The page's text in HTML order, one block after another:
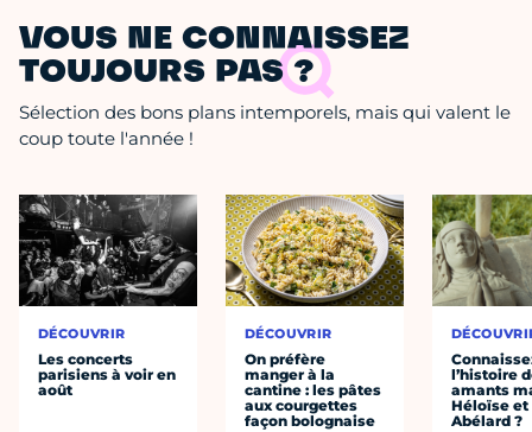
VOUS NE CONNAISSEZ
TOUJOURS PAS ?
Sélection des bons plans intemporels, mais qui valent le
coup toute l'année !
DÉCOUVRIR
Les concerts
parisiens à voir en
août
DÉCOUVRIR
On préfère
manger à la
cantine : les pâtes
aux courgettes
façon bolognaise
l’histoire
amants
Héloïse et
Abélard ?